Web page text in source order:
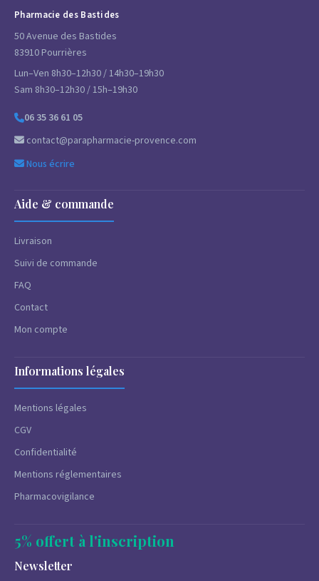
Pharmacie des Bastides
50 Avenue des Bastides
83910 Pourrières
Lun–Ven 8h30–12h30 / 14h30–19h30
Sam 8h30–12h30 / 15h–19h30
06 35 36 61 05
contact@parapharmacie-provence.com
Nous écrire
Aide & commande
Livraison
Suivi de commande
FAQ
Contact
Mon compte
Informations légales
Mentions légales
CGV
Confidentialité
Mentions réglementaires
Pharmacovigilance
5% offert à l'inscription
Newsletter